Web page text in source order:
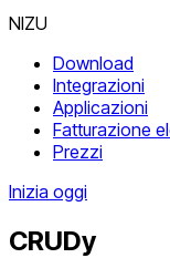
NIZU
Download
Integrazioni
Applicazioni
Fatturazione
Prezzi
Inizia oggi
CRUDy